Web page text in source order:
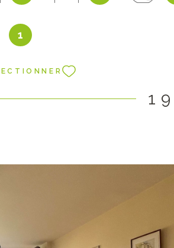
état. Electricité aux normes.
1